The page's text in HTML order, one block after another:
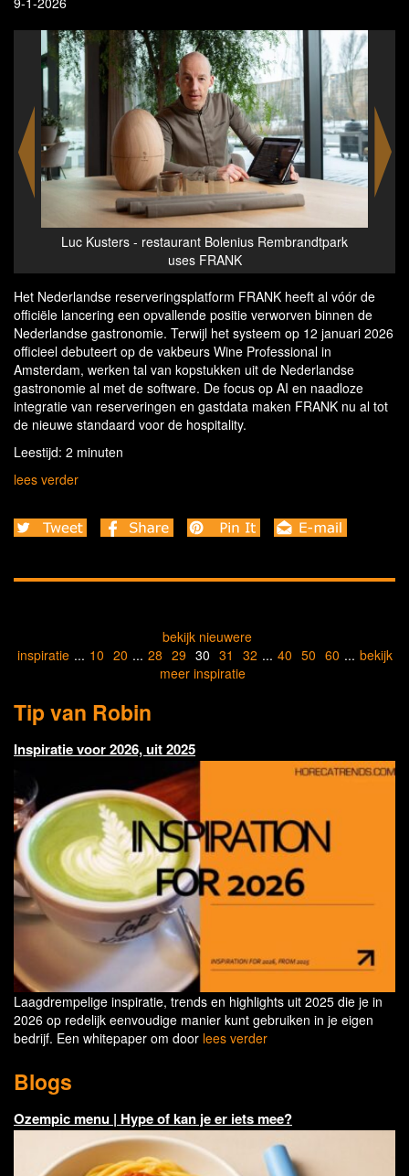
Adrian Zarzo of restaurant Zarzo uses FRANK
Het Nederlandse reserveringsplatform FRANK heeft al vóór de
officiële lancering een opvallende positie verworven binnen de
Nederlandse gastronomie. Terwijl het systeem op 12 januari 2026
officieel debuteert op de vakbeurs Wine Professional in
Amsterdam, werken tal van kopstukken uit de Nederlandse
gastronomie al met de software. De focus op AI en naadloze
integratie van reserveringen en gastdata maken FRANK nu al tot
de nieuwe standaard voor de hospitality.
Leestijd: 2 minuten
lees verder
bekijk nieuwere
inspiratie ... 10 20 ... 28 29 30 31 32 ... 40 50 60 ... bekijk
meer inspiratie
Tip van Robin
Inspiratie voor 2026, uit 2025
Laagdrempelige inspiratie, trends en highlights uit 2025 die je in
2026 op redelijk eenvoudige manier kunt gebruiken in je eigen
bedrijf. Een whitepaper om door lees verder
Blogs
Ozempic menu | Hype of kan je er iets mee?